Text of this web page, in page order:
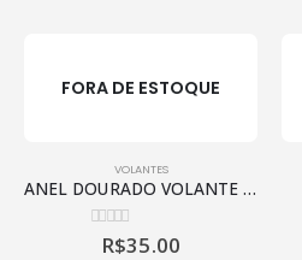
FORA DE ESTOQUE
VOLANTES
ANEL DOURADO VOLANTE FUSCA
de 5
R$35.00